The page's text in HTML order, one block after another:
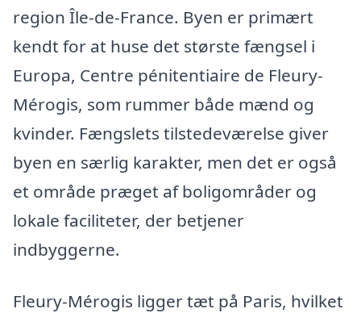
region Île-de-France. Byen er primært
kendt for at huse det største fængsel i
Europa, Centre pénitentiaire de Fleury-
Mérogis, som rummer både mænd og
kvinder. Fængslets tilstedeværelse giver
byen en særlig karakter, men det er også
et område præget af boligområder og
lokale faciliteter, der betjener
indbyggerne.
Fleury-Mérogis ligger tæt på Paris, hvilket